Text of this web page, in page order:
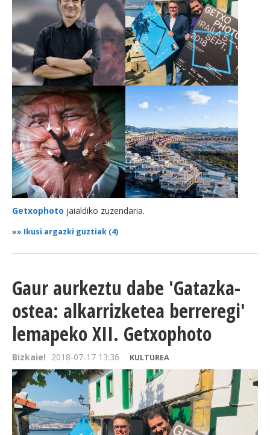
Getxophoto jaialdiko zuzendaria.
»» Ikusi argazki guztiak (4)
Gaur aurkeztu dabe 'Gatazka-
ostea: alkarrizketea berreregi'
lemapeko XII. Getxophoto
Bizkaie! 2018-07-17 13:36 KULTUREA